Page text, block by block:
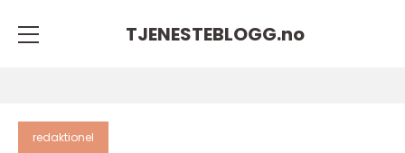
TJENESTEBLOGG.no
redaktionel